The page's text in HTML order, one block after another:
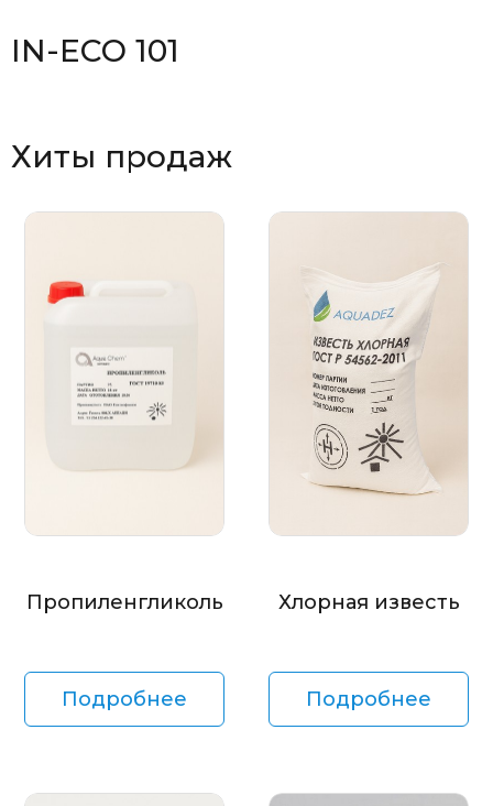
IN-ECO 101
Хиты продаж
Пропиленгликоль
Подробнее
Хлорная известь
Подробнее